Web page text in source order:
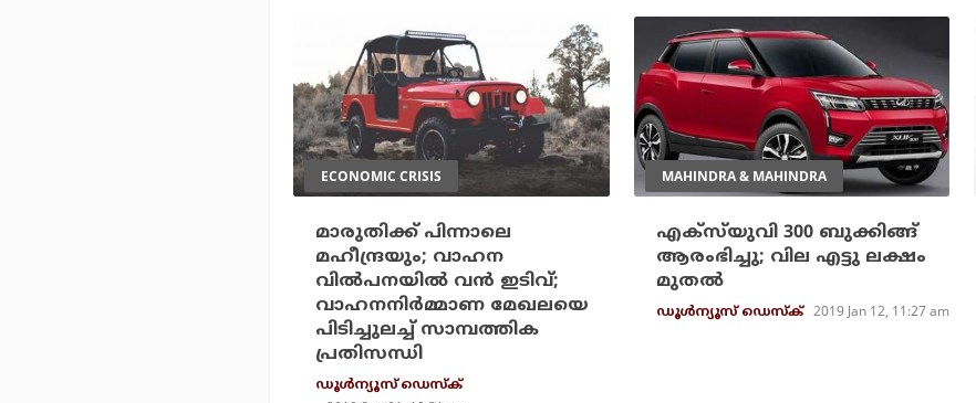
ECONOMIC CRISIS
മാരുതിക്ക് പിന്നാലെ
മഹീന്ദ്രയും; വാഹന
വില്‍പനയില്‍ വന്‍ ഇടിവ്;
വാഹനനിര്‍മ്മാണ മേഖലയെ
പിടിച്ചുലച്ച് സാമ്പത്തിക
പ്രതിസന്ധി
ഡൂള്‍ന്യൂസ് ഡെസ്‌ക്
MAHINDRA & MAHINDRA
എക്‌സ്‌യുവി 300 ബുക്കിങ്ങ്
ആരംഭിച്ചു; വില എട്ടു ലക്ഷം
മുതല്‍
ഡൂള്‍ന്യൂസ് ഡെസ്‌ക് 2019 Jan 12, 11:27 am